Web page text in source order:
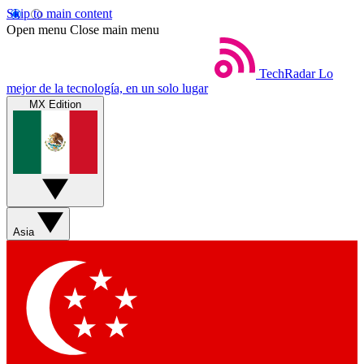
Skip to main content
Open menu Close main menu
TechRadar Lo
mejor de la tecnología, en un solo lugar
MX Edition
Asia